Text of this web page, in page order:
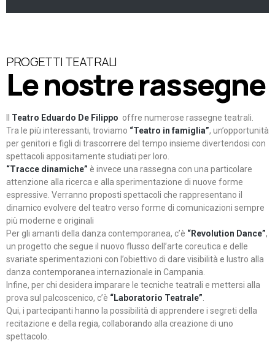
PROGETTI TEATRALI
Le nostre rassegne
Teatro Eduardo De Filippo offre numerose rassegne teatrali.
Tra le più interessanti, troviamo “Teatro in famiglia”, un’opportunità
per genitori e figli di trascorrere del tempo insieme divertendosi con
spettacoli appositamente studiati per loro.
“Tracce dinamiche” è invece una rassegna con una particolare
attenzione alla ricerca e alla sperimentazione di nuove forme
espressive. Verranno proposti spettacoli che rappresentano il
dinamico evolvere del teatro verso forme di comunicazioni sempre
più moderne e originali
Per gli amanti della danza contemporanea, c’è “Revolution Dance”,
un progetto che segue il nuovo flusso dell’arte coreutica e delle
svariate sperimentazioni con l’obiettivo di dare visibilità e lustro alla
danza contemporanea internazionale in Campania.
Infine, per chi desidera imparare le tecniche teatrali e mettersi alla
prova sul palcoscenico, c’è “Laboratorio Teatrale”
Qui, i partecipanti hanno la possibilità di apprendere i segreti della
recitazione e della regia, collaborando alla creazione di uno
spettacolo.